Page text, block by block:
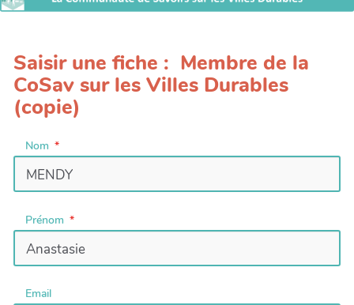
Saisir une fiche : Membre de la
CoSav sur les Villes Durables
(copie)
Nom
Prénom
Email